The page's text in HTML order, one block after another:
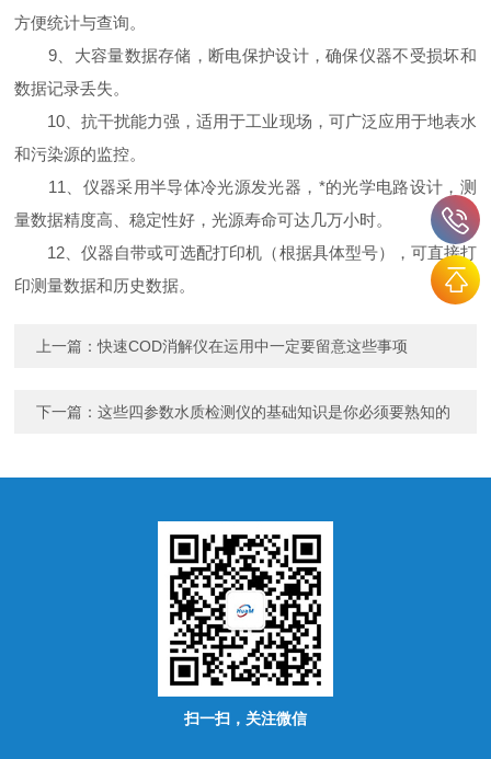
方便统计与查询。
9、大容量数据存储，断电保护设计，确保仪器不受损坏和
数据记录丢失。
10、抗干扰能力强，适用于工业现场，可广泛应用于地表水
和污染源的监控。
11、仪器采用半导体冷光源发光器，*的光学电路设计，测
量数据精度高、稳定性好，光源寿命可达几万小时。
12、仪器自带或可选配打印机（根据具体型号），可直接打
印测量数据和历史数据。
上一篇：快速COD消解仪在运用中一定要留意这些事项
下一篇：这些四参数水质检测仪的基础知识是你必须要熟知的
扫一扫，关注微信